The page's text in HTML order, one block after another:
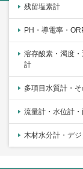
残留塩素計
PH・導電率・
溶存酸素・濁度
計
多項目水質計・
流量計・水位計
木材水分計・デ